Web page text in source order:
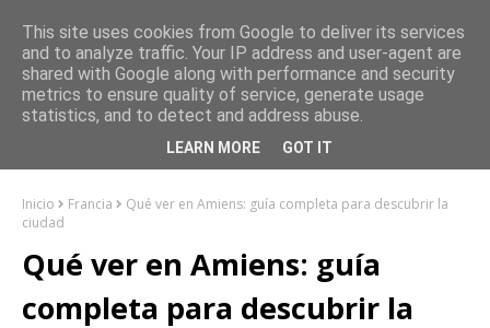
Inicio Francia
Qué ver en Amiens: guía completa para descubrir la
ciudad
Qué ver en Amiens: guía
completa para descubrir la
This site uses cookies from Google to deliver its services
and to analyze traffic. Your IP address and user-agent are
shared with Google along with performance and security
metrics to ensure quality of service, generate usage
statistics, and to detect and address abuse.
LEARN MORE GOT IT